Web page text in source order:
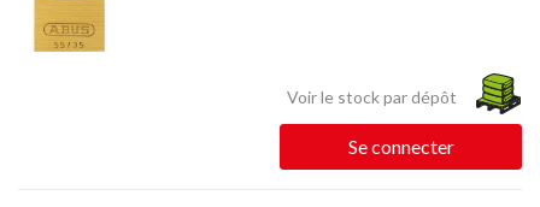
Voir le stock par dépôt
Se connecter